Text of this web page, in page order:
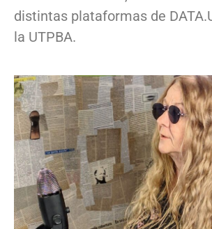
distintas plataformas de
la UTPBA.